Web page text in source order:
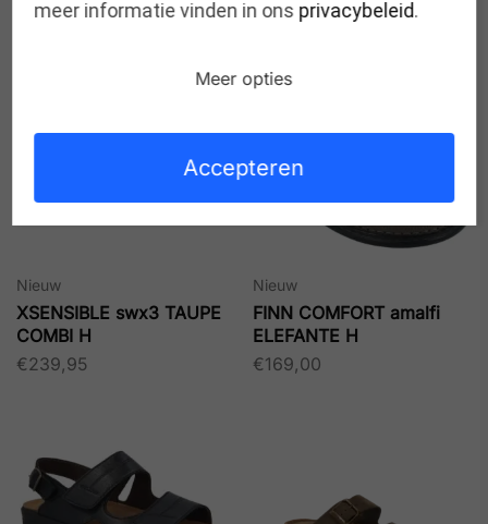
MEPHISTO garcia TAUPE
FINN COMFORT danzig
139,00
Nieuw
XSENSIBLE swx3 TAUPE
COMBI H
€239,95
Nieuw
FINN COMFORT amalfi
ELEFANTE H
€169,00
meer informatie vinden in ons privacybeleid.
Meer opties
Accepteren